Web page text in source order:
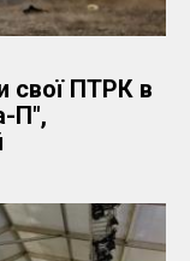
свої ПТРК в
П",